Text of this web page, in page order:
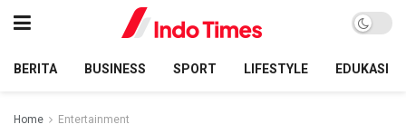
BERITA BUSINESS SPORT LIFESTYLE EDUKASI
Home Entertainment